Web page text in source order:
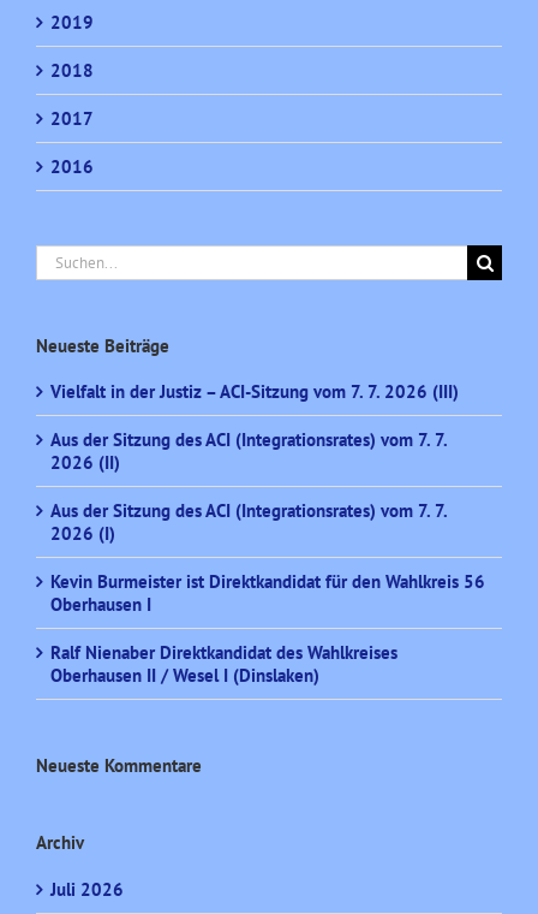
2019
2018
2017
2016
Suche
nach:
Neueste Beiträge
Vielfalt in der Justiz – ACI-Sitzung vom 7. 7. 2026 (III)
Aus der Sitzung des ACI (Integrationsrates) vom 7. 7.
2026 (II)
Aus der Sitzung des ACI (Integrationsrates) vom 7. 7.
2026 (I)
Kevin Burmeister ist Direktkandidat für den Wahlkreis 56
Oberhausen I
Ralf Nienaber Direktkandidat des Wahlkreises
Oberhausen II / Wesel I (Dinslaken)
Neueste Kommentare
Archiv
Juli 2026